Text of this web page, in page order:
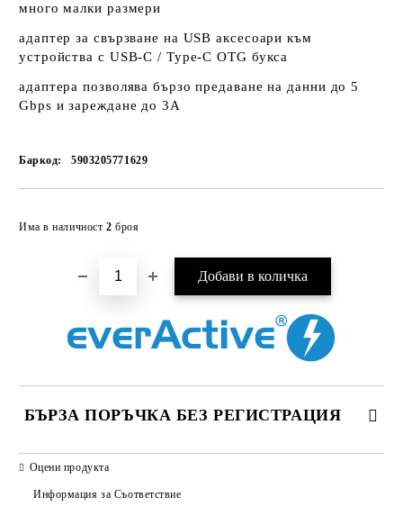
много малки размери
адаптер за свързване на USB аксесоари към
устройства с USB-C / Type-C OTG букса
адаптера позволява бързо предаване на данни до 5
Gbps и зареждане до 3A
Баркод: 5903205771629
Има в наличност 2 броя
БЪРЗА ПОРЪЧКА БЕЗ РЕГИСТРАЦИЯ
Оцени продукта
Информация за Съответствие